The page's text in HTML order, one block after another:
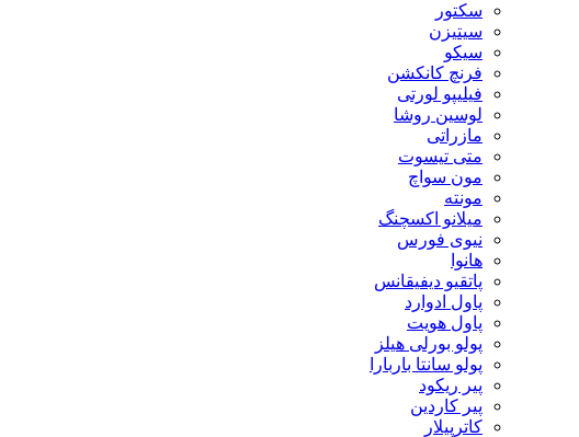
سکتور
سیتیزن
سیکو
فرنچ کانکشن
فیلیپو لورتی
لوسین روشا
مازراتی
متی تیسوت
مون سواچ
مونته
میلانو اکسچنگ
نیوی فورس
هانوا
پاتقیو دیفیقانس
پاول ادوارد
پاول هویت
پولو بورلی هیلز
پولو سانتا باربارا
پیر ریکود
پیر کاردین
کاترپیلار